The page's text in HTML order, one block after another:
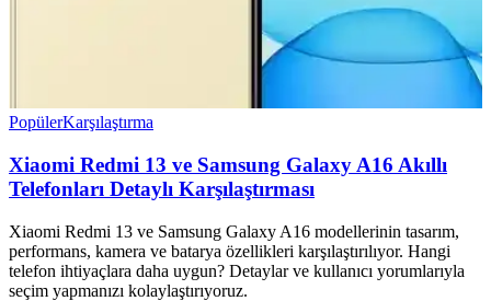
PopülerKarşılaştırma
Xiaomi Redmi 13 ve Samsung Galaxy A16 Akıllı
Telefonları Detaylı Karşılaştırması
Xiaomi Redmi 13 ve Samsung Galaxy A16 modellerinin tasarım,
performans, kamera ve batarya özellikleri karşılaştırılıyor. Hangi
telefon ihtiyaçlara daha uygun? Detaylar ve kullanıcı yorumlarıyla
seçim yapmanızı kolaylaştırıyoruz.